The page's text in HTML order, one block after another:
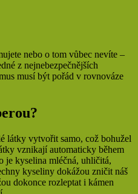
nebo o tom vůbec nevíte –
z nejnebezpečnějších
musí být pořád v rovnováze
látky vytvořit samo, což bohužel
vznikají automaticky během
je kyselina mléčná, uhličitá,
kyseliny dokážou zničit náš
dokonce rozleptat i kámen